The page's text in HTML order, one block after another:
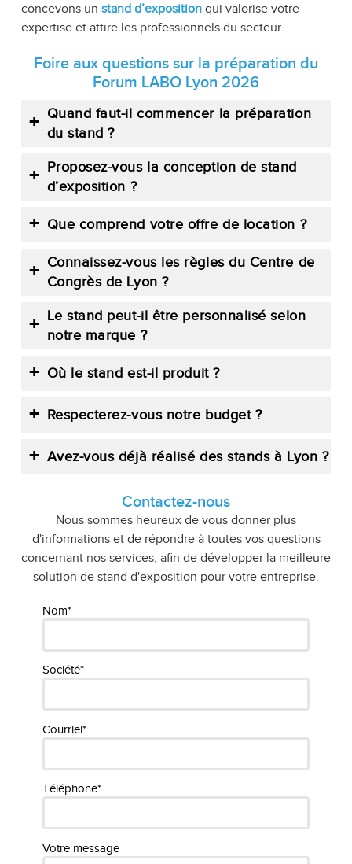
concevons un stand d’exposition qui valorise votre
expertise et attire les professionnels du secteur.
Foire aux questions sur la préparation du
Forum LABO Lyon 2026
Quand faut-il commencer la préparation
du stand ?
Proposez-vous la conception de stand
d’exposition ?
Que comprend votre offre de location ?
Connaissez-vous les règles du Centre de
Congrès de Lyon ?
Le stand peut-il être personnalisé selon
notre marque ?
Où le stand est-il produit ?
Respecterez-vous notre budget ?
Avez-vous déjà réalisé des stands à Lyon ?
Contactez-nous
Nous sommes heureux de vous donner plus
d'informations et de répondre à toutes vos questions
concernant nos services, afin de développer la meilleure
solution de stand d'exposition pour votre entreprise.
Nom*
Société*
Courriel*
Téléphone*
Votre message